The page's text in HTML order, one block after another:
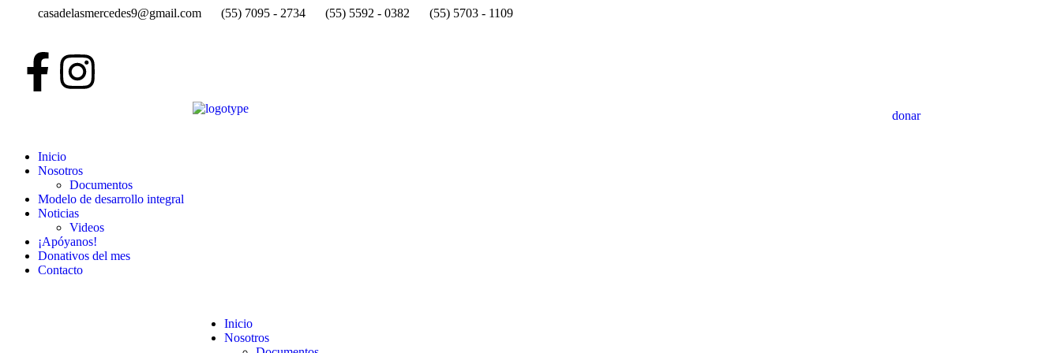
casadelasmercedes9@gmail.com (55) 7095 - 2734 (55) 5592 - 0382 (55) 5703 - 1109
donar
Inicio
Nosotros
Documentos
Modelo de desarrollo integral
Noticias
Videos
¡Apóyanos!
Donativos del mes
Contacto
Inicio
Nosotros